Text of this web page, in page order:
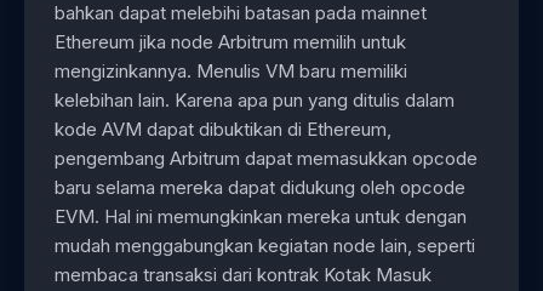
bahkan dapat melebihi batasan pada mainnet
Ethereum jika node Arbitrum memilih untuk
mengizinkannya. Menulis VM baru memiliki
kelebihan lain. Karena apa pun yang ditulis dalam
kode AVM dapat dibuktikan di Ethereum,
pengembang Arbitrum dapat memasukkan opcode
baru selama mereka dapat didukung oleh opcode
EVM. Hal ini memungkinkan mereka untuk dengan
mudah menggabungkan kegiatan node lain, seperti
membaca transaksi dari kontrak Kotak Masuk